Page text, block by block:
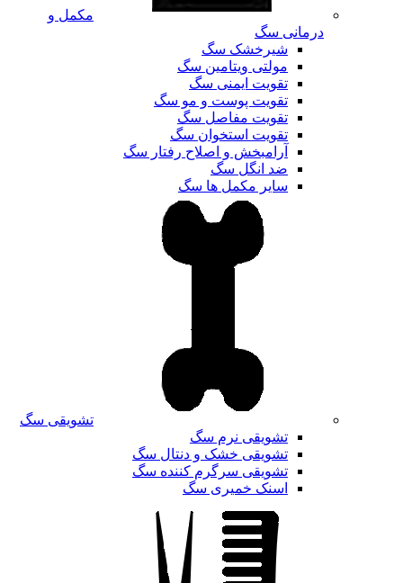
مکمل و
درمانی سگ
شیرخشک سگ
مولتی ویتامین سگ
تقویت ایمنی سگ
تقویت پوست و مو سگ
تقویت مفاصل سگ
تقویت استخوان سگ
آرامبخش و اصلاح رفتار سگ
ضد انگل سگ
سایر مکمل ها سگ
تشویقی سگ
تشویقی نرم سگ
تشویقی خشک و دنتال سگ
تشویقی سرگرم کننده سگ
اسنک خمیری سگ